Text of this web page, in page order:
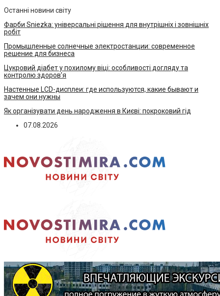
Останні новини світу
Фарби Sniezka: універсальні рішення для внутрішніх і зовнішніх
робіт
Промышленные солнечные электростанции: современное
решение для бизнеса
Цукровий діабет у похилому віці: особливості догляду та
контролю здоров’я
Настенные LCD-дисплеи: где используются, какие бывают и
зачем они нужны
Як організувати день народження в Києві: покроковий гід
07.08.2026